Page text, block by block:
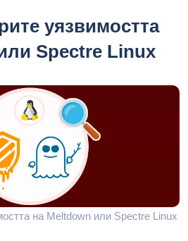
уязвимостта
Spectre Linux
на Meltdown или Spectre Linux